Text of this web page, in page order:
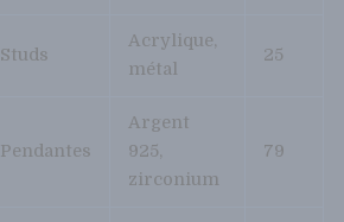
Studs
Acrylique,
métal
25
Pendantes
Argent
925,
zirconium
79